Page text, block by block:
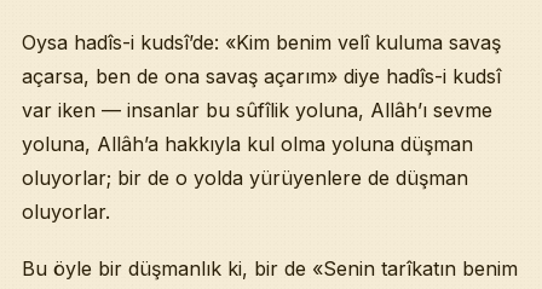
Oysa hadîs-i kudsî’de: «Kim benim velî kuluma savaş
açarsa, ben de ona savaş açarım» diye hadîs-i kudsî
var iken — insanlar bu sûfîlik yoluna, Allâh’ı sevme
yoluna, Allâh’a hakkıyla kul olma yoluna düşman
oluyorlar; bir de o yolda yürüyenlere de düşman
oluyorlar.
Bu öyle bir düşmanlık ki, bir de «Senin tarîkatın benim